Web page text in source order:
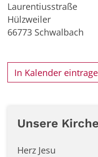
Laurentiusstraße
Hülzweiler
66773 Schwalbach
In Kalender
Unsere
Herz Jesu